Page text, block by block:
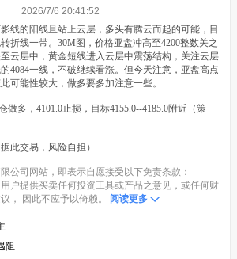
2026/7/6 20:41:52
线的阳线且站上云层，多头有腾云而起的可能，目
折线一带。30M图，价格亚盘冲高至4200整数关之
至云层中，黄金短线进入云层中震荡结构，关注云层
4084一线，不破继续看涨。但今天注意，亚盘高点
可能性较大，做多要多加注意一些。
做多，4101.0止损，目标4155.0--4185.0附近（策
此交易，风险自担）
公司网站，即表示自愿接受以下免责条款：
户提供买卖任何投资工具或产品之意见，或任何财
， 因此不应予以倚赖。
阅读更多
阻